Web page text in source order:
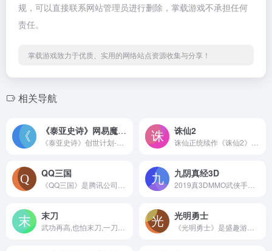
规，可以直接联系网站管理员进行删除，掌载游戏不承担任何
责任。
掌载游戏致力于优质、实用的网络站点资源收集与分享！
相关导航
《泰亚史诗》网易魔幻世界新游 诛仙2
QQ三国 九阴真经3D
末刀 光明勇士